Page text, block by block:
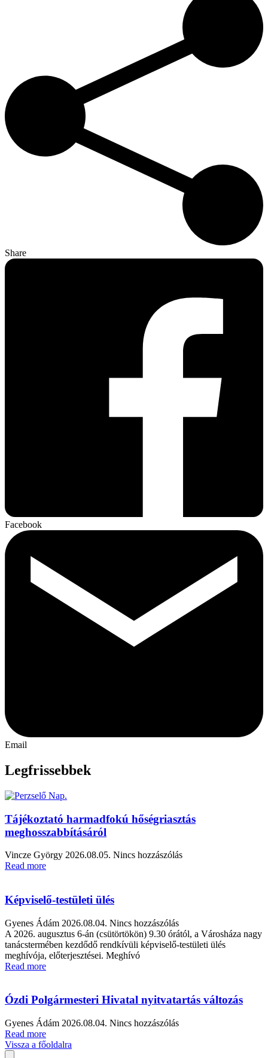
Share
Facebook
Email
Legfrissebbek
Tájékoztató harmadfokú hőségriasztás
meghosszabbításáról
Vincze György 2026.08.05. Nincs hozzászólás
Read more
Képviselő-testületi ülés
Gyenes Ádám 2026.08.04. Nincs hozzászólás
A 2026. augusztus 6-án (csütörtökön) 9.30 órától, a Városháza nagy
tanácstermében kezdődő rendkívüli képviselő-testületi ülés
meghívója, előterjesztései. Meghívó
Read more
Ózdi Polgármesteri Hivatal nyitvatartás változás
Gyenes Ádám 2026.08.04. Nincs hozzászólás
Read more
Vissza a főoldalra